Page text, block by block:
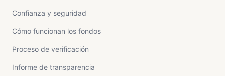
Confianza y seguridad
Cómo funcionan los fondos
Proceso de verificación
Informe de transparencia